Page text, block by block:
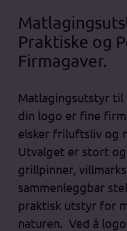
Praktiske og
Firmagaver.
Matlagingsutstyr
din logo er fine
elsker friluftsliv og
Utvalget er stort
grillpinner,
sammenleggbar
praktisk utstyr for
naturen. Ved å